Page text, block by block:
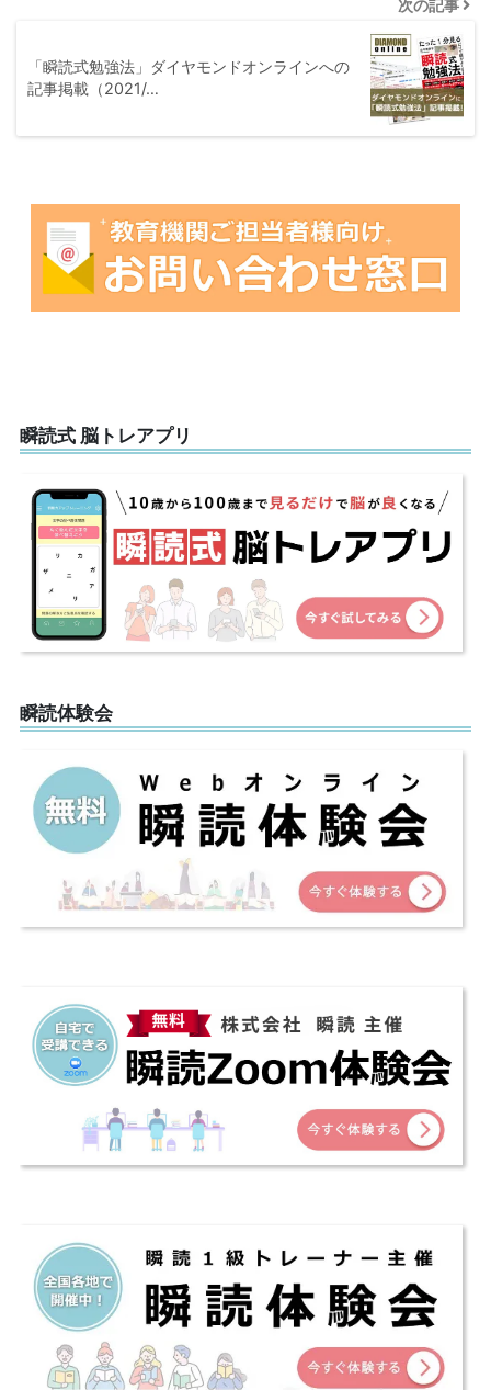
次の記事
「瞬読式勉強法」ダイヤモンドオンラインへの
記事掲載（2021/…
瞬読式 脳トレアプリ
瞬読体験会